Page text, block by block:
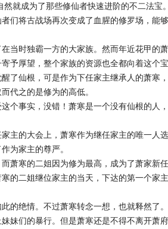
就成为了那些修仙者快速进阶的不二法宝
们将古战场再次变成了血腥的修罗场，能
当时独霸一方的大家族。然而年近花甲的
予厚望，整个家族的资源也全都向着这个宝
了仙根，可是作为下任家主继承人的萧寒
代之的是修为的高低。
个事实，没错！萧寒是一个没有仙根的人
主的大会上，萧寒作为继任家主的唯一人
为家主的尊严。
萧寒的二姐因为修为最高，成为了萧家新
的二姐继位家主的当天，下达的第一个家
的绝情。不过萧寒转念一想，也就释然了
妹们的暴行。但是萧寒还是不得不离开萧